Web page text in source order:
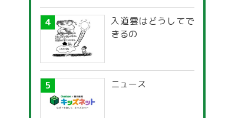
入道雲はどうしてで
きるの
ニュース